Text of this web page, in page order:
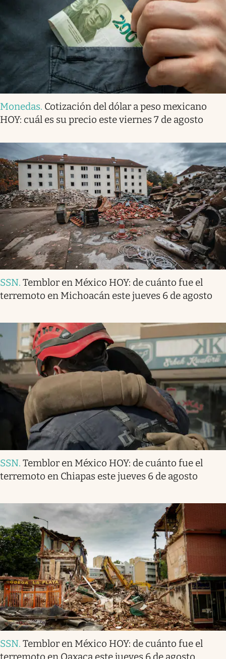
Monedas. Cotización del dólar a peso mexicano
HOY: cuál es su precio este viernes 7 de agosto
SSN. Temblor en México HOY: de cuánto fue el
terremoto en Michoacán este jueves 6 de agosto
SSN. Temblor en México HOY: de cuánto fue el
terremoto en Chiapas este jueves 6 de agosto
SSN. Temblor en México HOY: de cuánto fue el